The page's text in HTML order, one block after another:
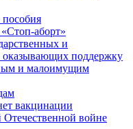
аборт»
и
поддержку
и малоимущим
вакцинации